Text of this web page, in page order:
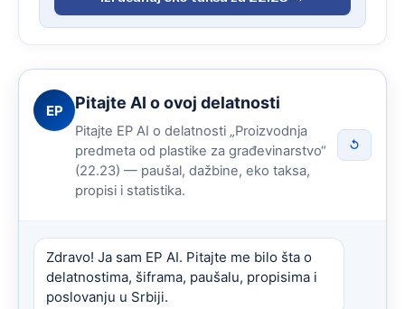
EP Pitajte AI o ovoj delatnosti
Pitajte EP AI o delatnosti „Proizvodnja
predmeta od plastike za građevinarstvo“
(22.23) — paušal, dažbine, eko taksa,
propisi i statistika.
↺
Zdravo! Ja sam EP AI. Pitajte me bilo šta o
delatnostima, šiframa, paušalu, propisima i
poslovanju u Srbiji.